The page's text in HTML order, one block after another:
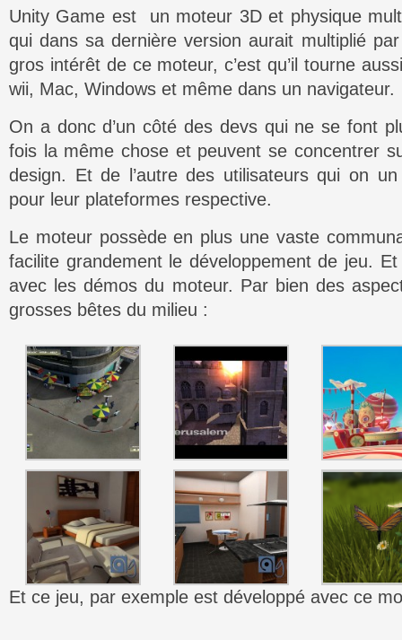
Unity Game est un moteur 3D et physique
qui dans sa dernière version aurait multiplié
gros intérêt de ce moteur, c’est qu’il tourne
wii, Mac, Windows et même dans un navigateur.
On a donc d’un côté des devs qui ne se font
fois la même chose et peuvent se concentrer
design. Et de l’autre des utilisateurs qui on
pour leur plateformes respective.
Le moteur possède en plus une vaste
facilite grandement le développement de jeu.
avec les démos du moteur. Par bien des
grosses bêtes du milieu :
Et ce jeu, par exemple est développé avec ce